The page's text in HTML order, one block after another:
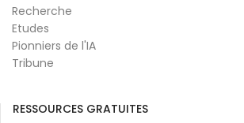
Recherche
Etudes
Pionniers de l'IA
Tribune
RESSOURCES GRATUITES